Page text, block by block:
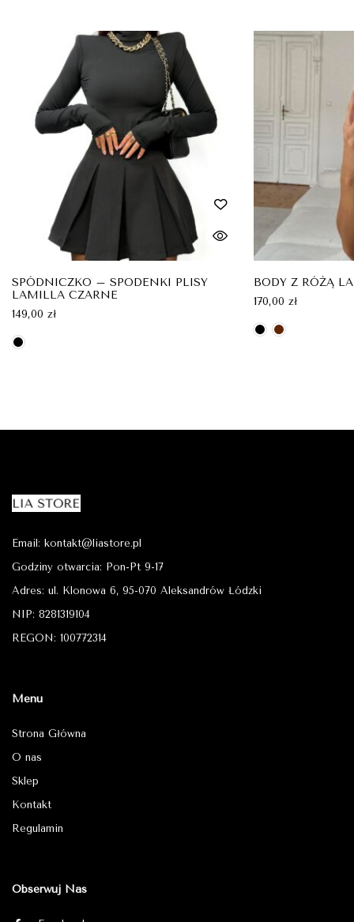
SPÓDNICZKO – SPODENKI PLISY
LAMILLA CZARNE
149,00 zł
BODY Z RÓŻĄ
170,00 zł
Email: kontakt@liastore.pl
Godziny otwarcia: Pon-Pt 9-17
Adres: ul. Klonowa 6, 95-070 Aleksandrów Łódzki
NIP: 8281319104
REGON: 100772314
Menu
Strona Główna
O nas
Sklep
Kontakt
Regulamin
Obserwuj Nas